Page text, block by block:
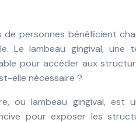
Le lambeau gingival,
pour accéder aux
elle nécessaire ?
ou lambeau gingival, est
pour exposer les